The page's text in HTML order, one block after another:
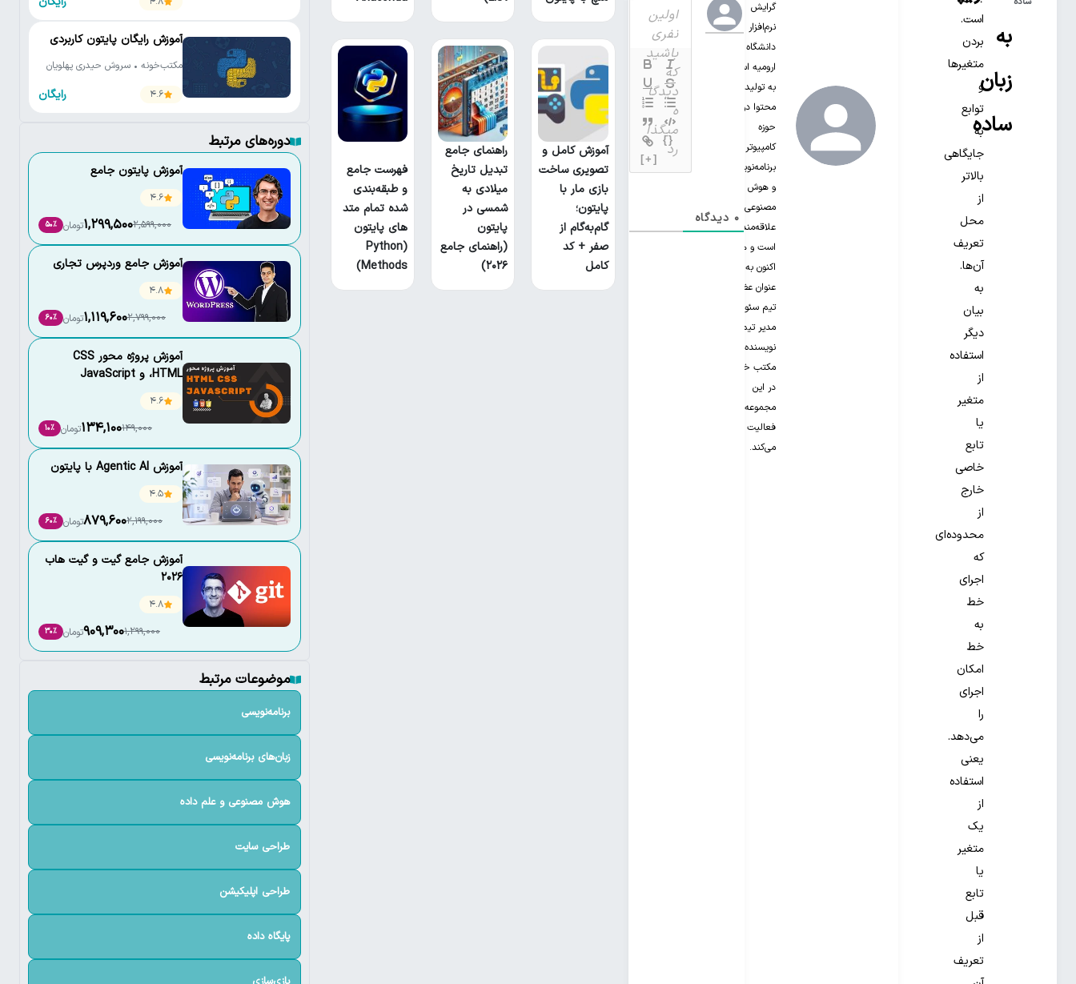
به
زبان
ساده
است.
بردن
متغیر‌ها
و
توابع
به
جایگاهی
بالاتر
از
محل
تعریف
آن‌ها.
به
بیان
دیگر
استفاده
از
متغیر
یا
تابع
خاصی
خارج
از
محدوده‌ای
که
اجرای
خط
به
خط
امکان
اجرای
را
می‌دهد.
یعنی
استفاده
از
یک
متغیر
یا
تابع
قبل
از
تعریف
گرایش
نرم‌افزار از
دانشگاه
ارومیه است.
به تولید
محتوا در
حوزه
کامپیوتر،
برنامه‌نویسی
و هوش
مصنوعی
علاقه‌مند‌
است و هم
اکنون به
عنوان عضو
تیم سئو و
مدیر تیم
نویسنده‌های
مکتب خونه
در این
مجموعه
فعالیت
می‌کند.
{}
[+]
0 دیدگاه
آموزش کامل و
تصویری ساخت
بازی مار با
پایتون؛
گام‌به‌گام از
صفر + کد
کامل
راهنمای جامع
تبدیل تاریخ
میلادی به
شمسی در
پایتون
(راهنمای جامع
۲۰۲۶)
فهرست جامع
و طبقه‌بندی
شده تمام متد
های پایتون
(Python
Methods)
آموزش رایگان پایتون کاربردی
مکتب‌خونه • سروش حیدری پهلویان
4.6
رایگان
دوره‌های مرتبط
آموزش پایتون جامع
4.6
2,599,000
1,299,500تومان 50٪
آموزش جامع وردپرس تجاری
4.8
2,799,000
1,119,600تومان 60٪
آموزش پروژه محور CSS
،HTML و JavaScript
4.6
149,000
134,100تومان 10٪
آموزش Agentic AI با پایتون
4.5
2,199,000
879,600تومان 60٪
آموزش جامع گیت و گیت هاب
2026
4.8
1,299,000
909,300تومان 30٪
موضوعات مرتبط
برنامه‌نویسی
زبان‌های برنامه‌نویسی
هوش مصنوعی و علم داده
طراحی سایت
طراحی اپلیکیشن
پایگاه داده